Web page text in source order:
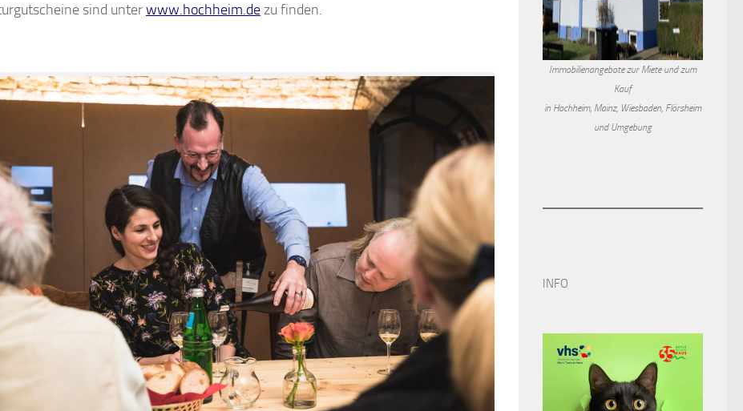
sind unterwww.hochheim.dezu finden.
Immobilienangebote zur Miete und zum
Kauf
in Hochheim, Mainz, Wiesbaden, Flörsheim
und Umgebung
INFO